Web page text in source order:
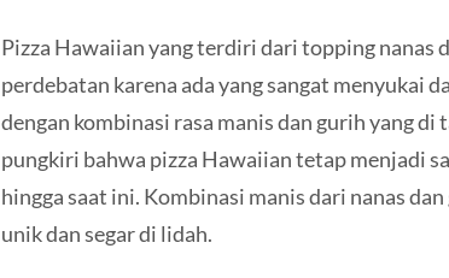
Pizza Hawaiian yang terdiri dari topping nanas
perdebatan karena ada yang sangat menyukai
dengan kombinasi rasa manis dan gurih yang
pungkiri bahwa pizza Hawaiian tetap menjadi
hingga saat ini. Kombinasi manis dari nanas
unik dan segar di lidah.